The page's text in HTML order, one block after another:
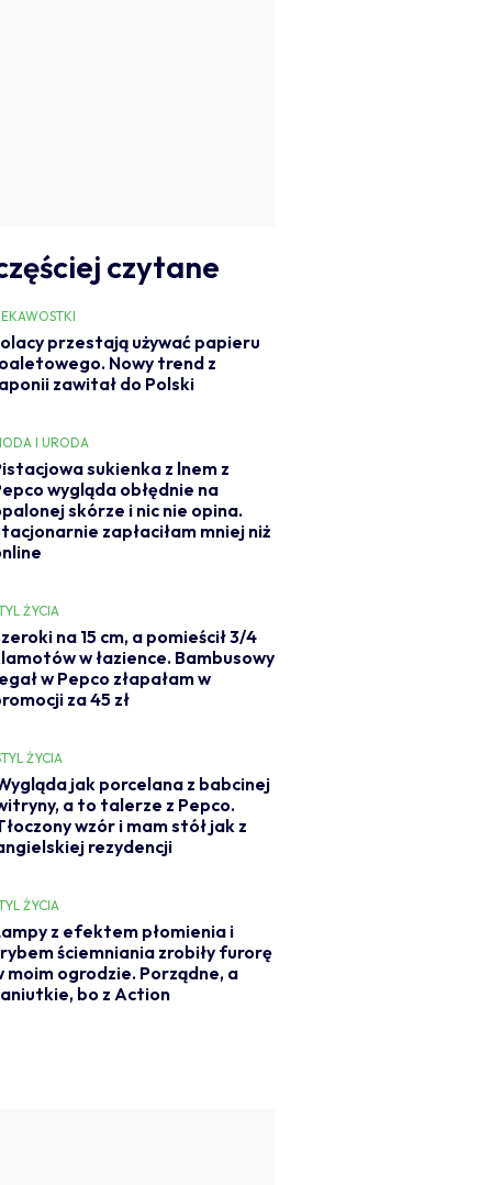
czytane
przestają używać papieru
Nowy trend z
zawitał do Polski
I URODA
sukienka z lnem z
wygląda obłędnie na
skórze i nic nie opina.
zapłaciłam mniej niż
ŻYCIA
na 15 cm, a pomieścił 3/4
w łazience. Bambusowy
w Pepco złapałam w
za 45 zł
ŻYCIA
jak porcelana z babcinej
a to talerze z Pepco.
wzór i mam stół jak z
rezydencji
ŻYCIA
z efektem płomienia i
ściemniania zrobiły furorę
moim ogrodzie. Porządne, a
bo z Action